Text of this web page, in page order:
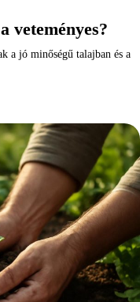
veteményes?
a jó minőségű talajban és a